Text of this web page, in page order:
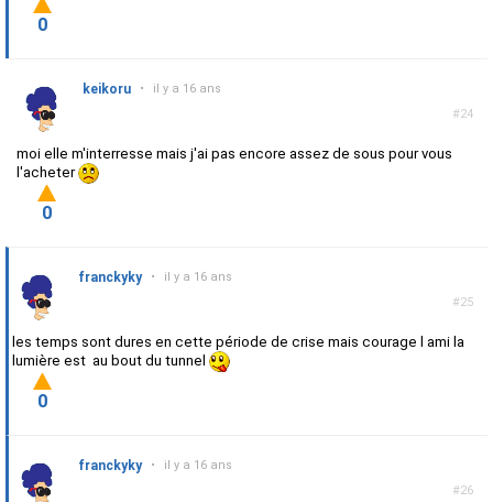
0
#24
keikoru • il y a 16 ans
moi elle m'interresse mais j'ai pas encore assez de sous pour vous
l'acheter
0
#25
franckyky • il y a 16 ans
les temps sont dures en cette période de crise mais courage l ami la
lumière est au bout du tunnel
0
#26
franckyky • il y a 16 ans